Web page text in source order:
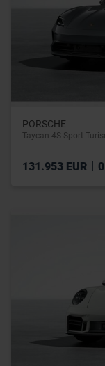
PORSCHE
Taycan 4S Sport
131.953 EUR |